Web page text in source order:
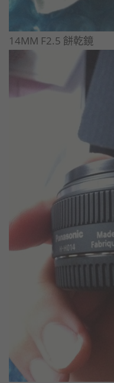
14MM F2.5 餅乾鏡